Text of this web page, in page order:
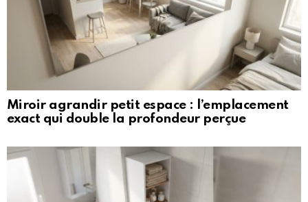
Miroir agrandir petit espace : l’emplacement
exact qui double la profondeur perçue